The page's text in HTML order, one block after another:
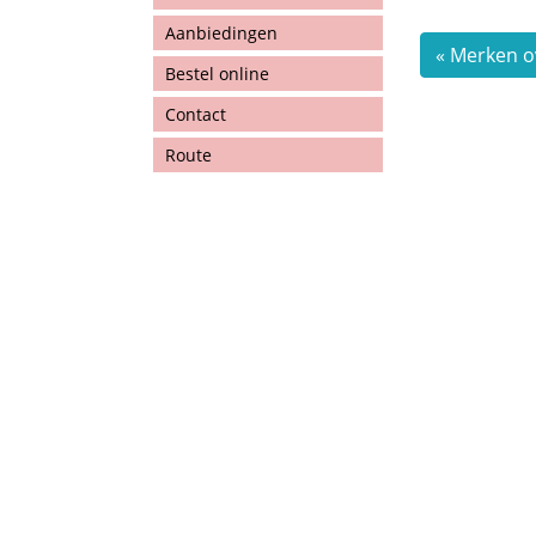
Aanbiedingen
Bestel online
Contact
Route
« Merken